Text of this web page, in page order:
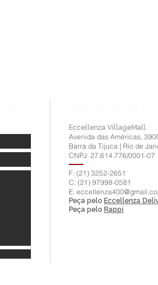
Eccellenza VillageMall
Avenida das Américas,
Barra da Tijuca | Rio de
CNPJ: 27.614.776/0001-07
F: (21) 3252-2651
C: (21) 97998-0581
E:
Peça pelo Eccellenza
Peça pelo Rappi